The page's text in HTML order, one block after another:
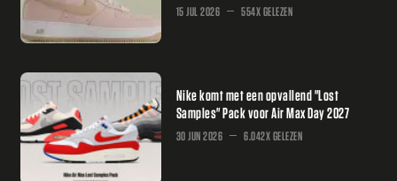
15 JUL 2026 554X GELEZEN
Nike komt met een opvallend "Lost
Samples" Pack voor Air Max Day 2027
30 JUN 2026 6.042X GELEZEN